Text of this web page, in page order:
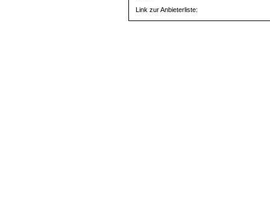
Link zur Anbieterliste: